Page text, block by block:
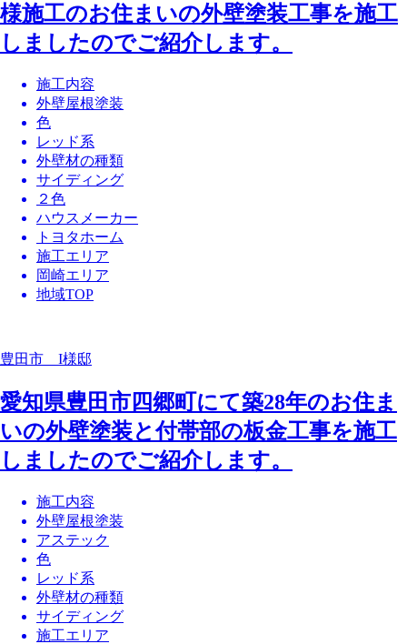
様施工のお住まいの外壁塗装工事を施工
しましたのでご紹介します。
施工内容
外壁屋根塗装
色
レッド系
外壁材の種類
サイディング
２色
ハウスメーカー
トヨタホーム
施工エリア
岡崎エリア
地域TOP
豊田市 I様邸
愛知県豊田市四郷町にて築28年のお住ま
いの外壁塗装と付帯部の板金工事を施工
しましたのでご紹介します。
施工内容
外壁屋根塗装
アステック
色
レッド系
外壁材の種類
サイディング
施工エリア